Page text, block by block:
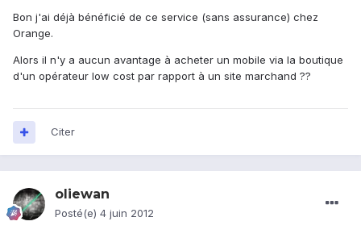
Bon j'ai déjà bénéficié de ce service (sans assurance) chez
Orange.
Alors il n'y a aucun avantage à acheter un mobile via la boutique
d'un opérateur low cost par rapport à un site marchand ??
Citer
oliewan
Posté(e) 4 juin 2012